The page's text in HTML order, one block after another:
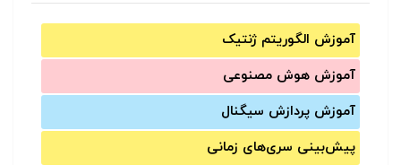
آموزش الگوریتم ژنتیک
آموزش‌ هوش مصنوعی
آموزش‌ پردازش سیگنال
پیش‌‌بینی سری‌‌های زمانی